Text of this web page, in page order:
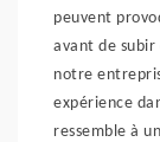
peuvent
avant de subir
notre
expérience
ressemble à